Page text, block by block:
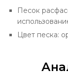
Песок
Цвет песка: